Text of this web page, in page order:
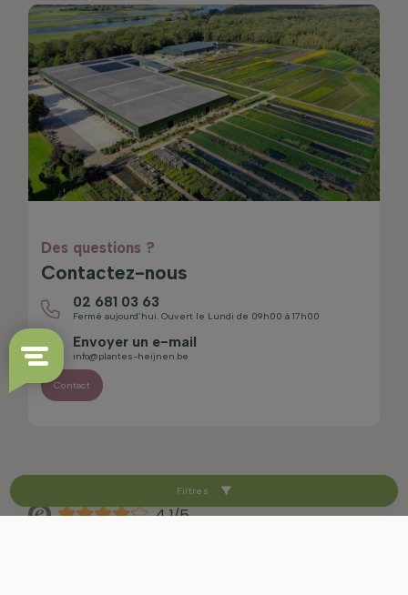
Filtres
Des questions ?
Contactez-nous
02 681 03 63
Fermé aujourd’hui. Ouvert le Lundi de 09h00 à 17h00
Envoyer un e-mail
info@plantes-heijnen.be
Contact
4.1/5